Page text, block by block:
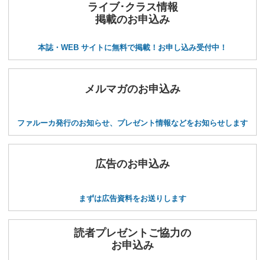
ライブ･クラス情報
掲載のお申込み
本誌・WEB サイトに無料で掲載！お申し込み受付中！
メルマガのお申込み
ファルーカ発行のお知らせ、プレゼント情報などをお知らせします
広告のお申込み
まずは広告資料をお送りします
読者プレゼントご協力の
お申込み